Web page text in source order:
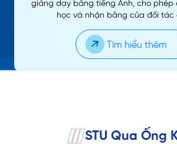
giảng dạy bằng tiếng Anh, cho phép
học và nhận bằng của đối tác
Tìm hiểu thêm
STU Qua Ống